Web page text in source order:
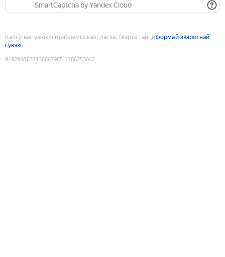
SmartCaptcha by Yandex Cloud
Калі ў вас узніклі праблемы, калі ласка, скарыстайцеформай зваротнай
сувязі
9192948037136067985:1786253042